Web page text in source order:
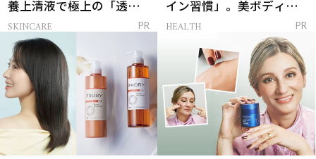
養上清液で極上の「透明
感ハリ肌」へ
SKINCARE PR
イン習慣」。美ボディを
支える朝ルーティンと
HEALTH PR